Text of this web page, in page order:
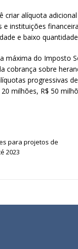
criar alíquota
e instituições
e baixo
máxima do Imposto
cobrança sobre
progressivas
milhões, R$ 50
para projetos de
2023